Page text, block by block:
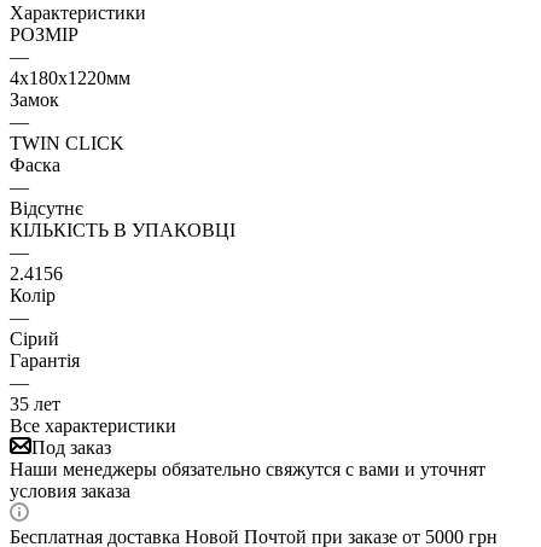
Характеристики
РОЗМІР
—
4х180х1220мм
Замок
—
TWIN CLICK
Фаска
—
Відсутнє
КІЛЬКІСТЬ В УПАКОВЦІ
—
2.4156
Колір
—
Сірий
Гарантія
—
35 лет
Все характеристики
Под заказ
Наши менеджеры обязательно свяжутся с вами и уточнят
условия заказа
Бесплатная доставка Новой Почтой при заказе от 5000 грн